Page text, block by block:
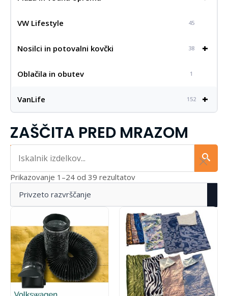
VW Lifestyle 45
+
Nosilci in potovalni kovčki 38
Oblačila in obutev 1
+
VanLife 152
ZAŠČITA PRED MRAZOM
Iskalnik...
Prikazovanje 1–24 od 39 rezultatov